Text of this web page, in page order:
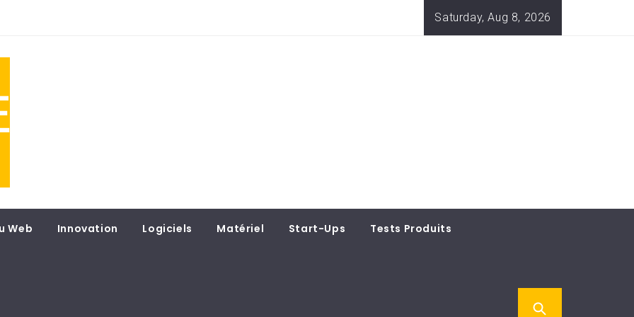
Saturday, Aug 8, 2026
Web Innovation Logiciels Matériel Start-Ups Tests Produits